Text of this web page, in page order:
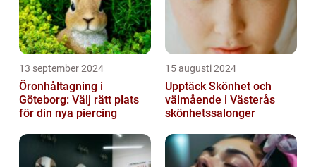
13 september 2024
Öronhåltagning i
Göteborg: Välj rätt plats
för din nya piercing
15 augusti 2024
Upptäck Skönhet och
välmående i Västerås
skönhetssalonger